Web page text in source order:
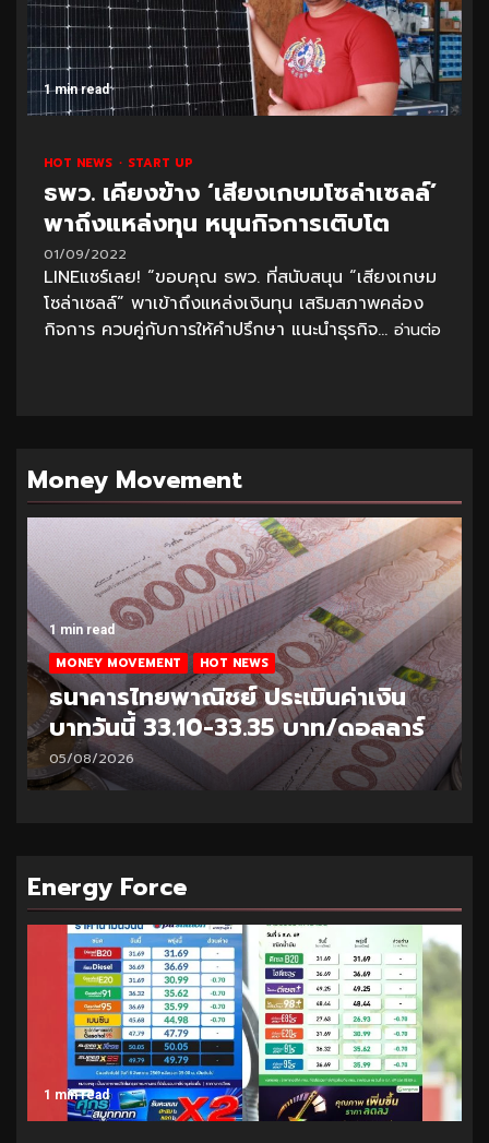
1 min read
HOT NEWS START UP
ธพว. เคียงข้าง ‘เสียงเกษมโซล่าเซลล์’
พาถึงแหล่งทุน หนุนกิจการเติบโต
01/09/2022
LINEแชร์เลย! “ขอบคุณ ธพว. ที่สนับสนุน “เสียงเกษม
โซล่าเซลล์” พาเข้าถึงแหล่งเงินทุน เสริมสภาพคล่อง
กิจการ ควบคู่กับการให้คำปรึกษา แนะนำธุรกิจ... อ่านต่อ
Money Movement
1 min read
MONEY MOVEMENT HOT NEWS
ธนาคารไทยพาณิชย์ ประเมินค่าเงิน
บาทวันนี้ 33.10-33.35 บาท/ดอลลาร์
05/08/2026
Energy Force
1 min read